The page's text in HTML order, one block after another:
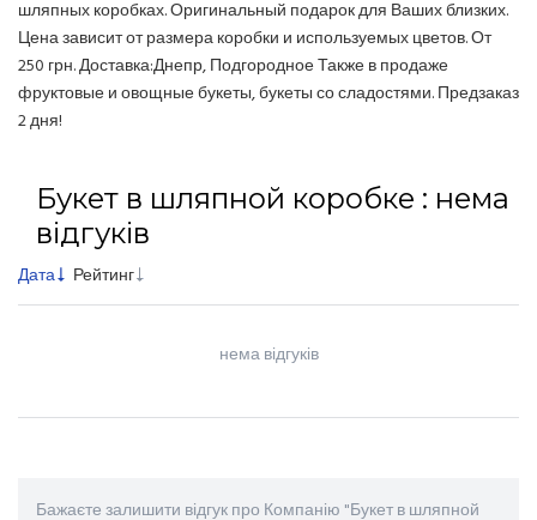
шляпных коробках. Оригинальный подарок для Ваших близких.
Цена зависит от размера коробки и используемых цветов. От
250 грн. Доставка:Днепр, Подгородное Также в продаже
фруктовые и овощные букеты, букеты со сладостями. Предзаказ
2 дня!
Букет в шляпной коробке : нема
відгуків
Дата Рейтинг
нема відгуків
Бажаєте залишити відгук про Компанію "Букет в шляпной